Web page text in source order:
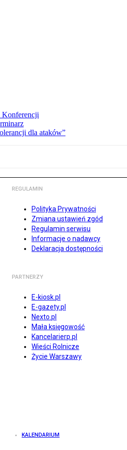
Konferencji
dla ataków”
REGULAMIN
Polityka Prywatności
Zmiana ustawień zgód
Regulamin serwisu
Informacje o nadawcy
Deklaracja dostępności
PARTNERZY
E-kiosk.pl
E-gazety.pl
Nexto.pl
Mała księgowość
Kancelarierp.pl
Wieści Rolnicze
Życie Warszawy
KALENDARIUM